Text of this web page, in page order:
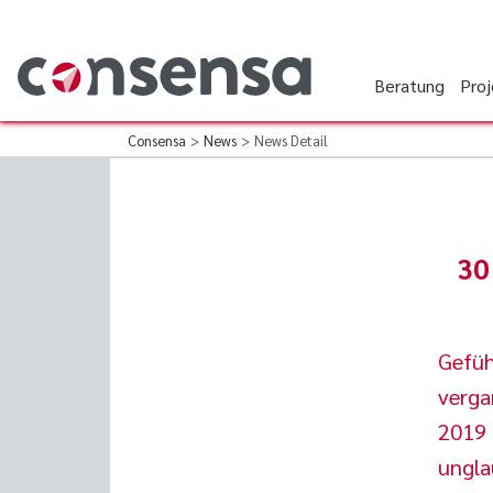
Beratung
Consensa > News > News Detail